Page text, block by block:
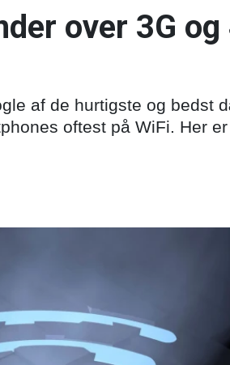
over 3G og
af de hurtigste og bedst
oftest på WiFi. Her er